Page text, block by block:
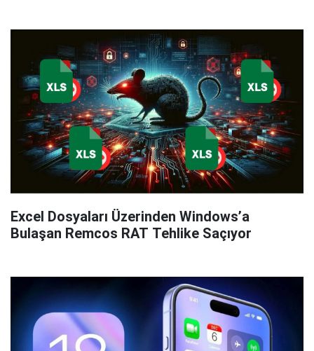
Excel Dosyaları Üzerinden Windows’a
Bulaşan Remcos RAT Tehlike Saçıyor